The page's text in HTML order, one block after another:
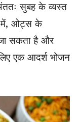
सुबह के व्यस्त
ओट्स के
सकता है और
एक आदर्श भोजन